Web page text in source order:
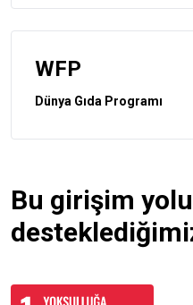
WFP
Dünya Gıda Programı
Bu girişim